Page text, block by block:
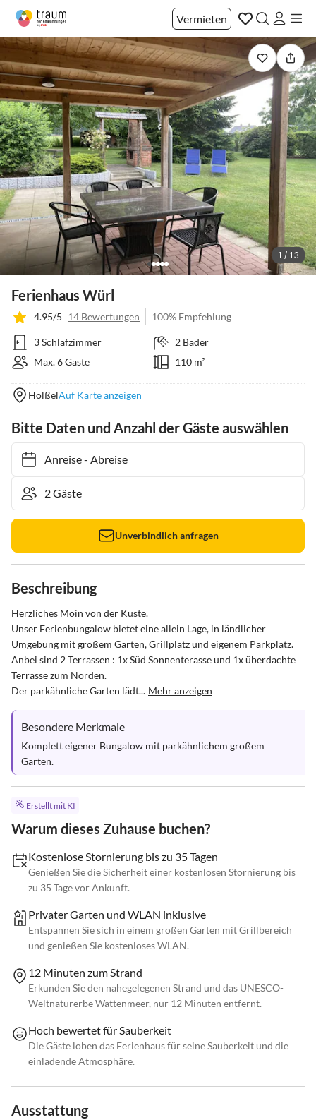
Vermieten
1 / 13
Ferienhaus Würl
4.95/5 14 Bewertungen 100% Empfehlung
3 Schlafzimmer
2 Bäder
Max. 6 Gäste
110 m²
HolßelAuf Karte anzeigen
Bitte Daten und Anzahl der Gäste auswählen
Anreise- Abreise
Unverbindlich anfragen
Beschreibung
Herzliches Moin von der Küste.
Unser Ferienbungalow bietet eine allein Lage, in ländlicher
Umgebung mit großem Garten, Grillplatz und eigenem Parkplatz.
Anbei sind 2 Terrassen : 1x Süd Sonnenterasse und 1x überdachte
Terrasse zum Norden.
Der parkähnliche Garten lädt... Mehr anzeigen
Besondere Merkmale
Komplett eigener Bungalow mit parkähnlichem großem
Garten.
Erstellt mit KI
Warum dieses Zuhause buchen?
Kostenlose Stornierung bis zu 35 Tagen
Genießen Sie die Sicherheit einer kostenlosen Stornierung bis
zu 35 Tage vor Ankunft.
Privater Garten und WLAN inklusive
Entspannen Sie sich in einem großen Garten mit Grillbereich
und genießen Sie kostenloses WLAN.
12 Minuten zum Strand
Erkunden Sie den nahegelegenen Strand und das UNESCO-
Weltnaturerbe Wattenmeer, nur 12 Minuten entfernt.
Hoch bewertet für Sauberkeit
Die Gäste loben das Ferienhaus für seine Sauberkeit und die
einladende Atmosphäre.
Ausstattung